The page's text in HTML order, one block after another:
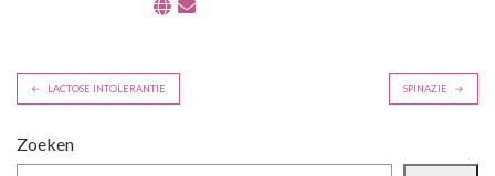
B
r
LACTOSE INTOLERANTIE SPINAZIE
Zoeken